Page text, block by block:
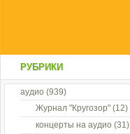
РУБРИКИ
аудио (939)
Журнал "Кругозор" (12)
концерты на аудио (31)